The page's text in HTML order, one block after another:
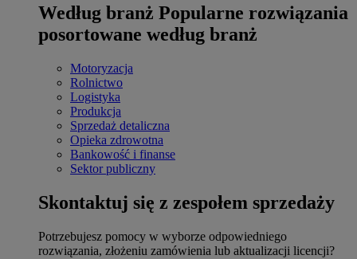
Według branż Popularne rozwiązania
posortowane według branż
Motoryzacja
Rolnictwo
Logistyka
Produkcja
Sprzedaż detaliczna
Opieka zdrowotna
Bankowość i finanse
Sektor publiczny
Skontaktuj się z zespołem sprzedaży
Potrzebujesz pomocy w wyborze odpowiedniego
rozwiązania, złożeniu zamówienia lub aktualizacji licencji?